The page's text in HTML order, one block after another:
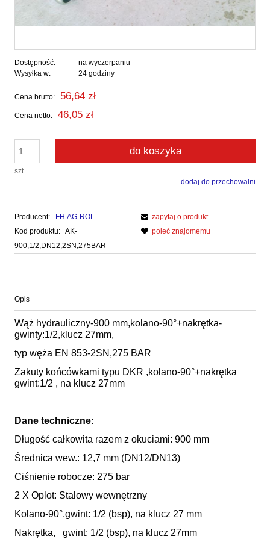
Dostępność:
na wyczerpaniu
Wysyłka w:
24 godziny
Cena brutto: 56,64 zł
Cena netto: 46,05 zł
szt.
do koszyka
dodaj do przechowalni
Producent:
FH.AG-ROL
Kod produktu: AK-
900,1/2,DN12,2SN,275BAR
zapytaj o produkt
poleć znajomemu
Opis
Wąż hydrauliczny-900 mm,kolano-90°+nakrętka-
gwinty:1/2,klucz 27mm,
typ węża EN 853-2SN,275 BAR
Zakuty końcówkami typu DKR ,kolano-90°+nakrętka
gwint:1/2 , na klucz 27mm
Dane techniczne:
Długość całkowita razem z okuciami: 900 mm
Średnica wew.: 12,7 mm (DN12/DN13)
Ciśnienie robocze: 275 bar
2 X Oplot: Stalowy wewnętrzny
Kolano-90°,gwint: 1/2 (bsp), na klucz 27 mm
Nakrętka, gwint: 1/2 (bsp), na klucz 27mm